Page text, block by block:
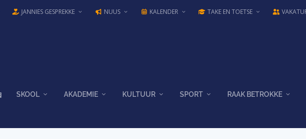
JANNIES GESPREKKE NUUS KALENDER TAKE EN TOETSE
SKOOL AKADEMIE KULTUUR SPORT RAAK BETROKKE